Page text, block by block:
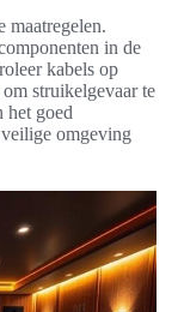
maatregelen.
in de
kabels op
struikelgevaar te
het goed
omgeving